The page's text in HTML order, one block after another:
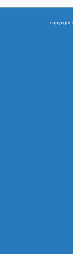
copyright